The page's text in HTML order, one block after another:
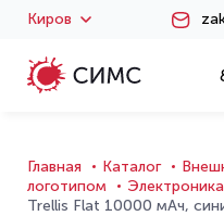
Киров
Главная Каталог
логотипом
Trellis Flat 10000 мАч,